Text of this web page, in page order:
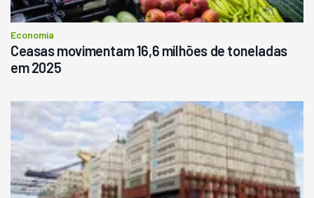
Economia
Ceasas movimentam 16,6 milhões de toneladas
em 2025